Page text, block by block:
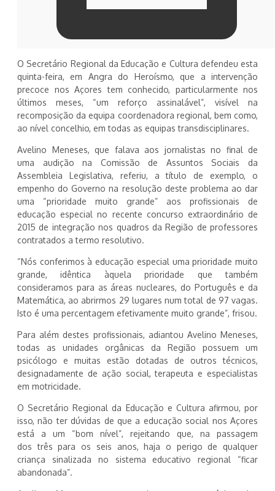
O Secretário Regional da Educação e Cultura defendeu esta
quinta-feira, em Angra do Heroísmo, que a intervenção
precoce nos Açores tem conhecido, particularmente nos
últimos meses, “um reforço assinalável”, visível na
recomposição da equipa coordenadora regional, bem como,
ao nível concelhio, em todas as equipas transdisciplinares.
Avelino Meneses, que falava aos jornalistas no final de
uma audição na Comissão de Assuntos Sociais da
Assembleia Legislativa, referiu, a título de exemplo, o
empenho do Governo na resolução deste problema ao dar
uma “prioridade muito grande” aos profissionais de
educação especial no recente concurso extraordinário de
2015 de integração nos quadros da Região de professores
contratados a termo resolutivo.
“Nós conferimos à educação especial uma prioridade muito
grande, idêntica àquela prioridade que também
consideramos para as áreas nucleares, do Português e da
Matemática, ao abrirmos 29 lugares num total de 97 vagas.
Isto é uma percentagem efetivamente muito grande”, frisou.
Para além destes profissionais, adiantou Avelino Meneses,
todas as unidades orgânicas da Região possuem um
psicólogo e muitas estão dotadas de outros técnicos,
designadamente de ação social, terapeuta e especialistas
em motricidade.
O Secretário Regional da Educação e Cultura afirmou, por
isso, não ter dúvidas de que a educação social nos Açores
está a um “bom nível”, rejeitando que, na passagem
dos três para os seis anos, haja o perigo de qualquer
criança sinalizada no sistema educativo regional “ficar
abandonada”.